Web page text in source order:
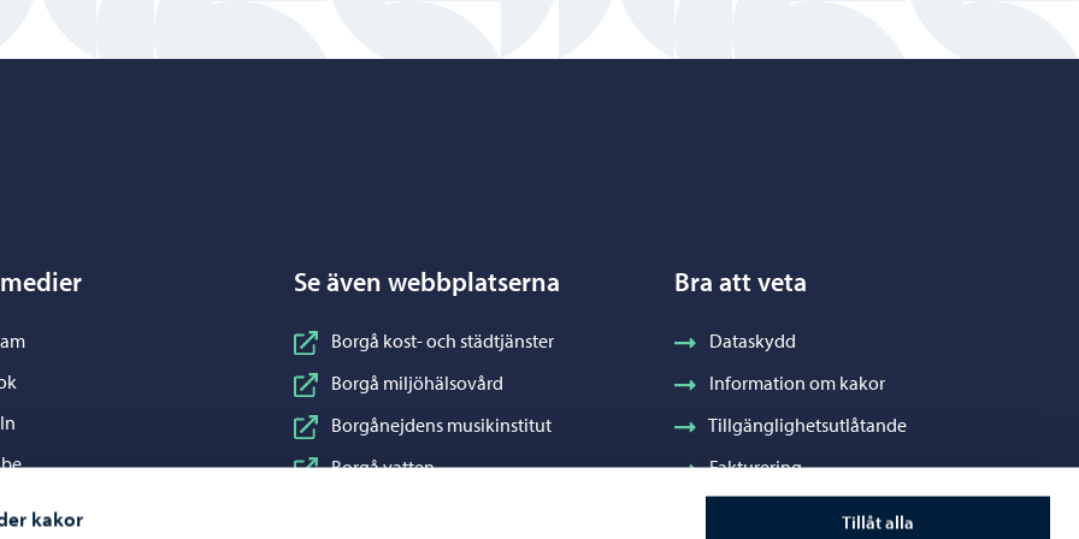
kakor Tillåt alla
Se även webbplatserna
Borgå kost- och städtjänster
Borgå miljöhälsovård
Borgånejdens musikinstitut
Borgå vatten
Bra att veta
Dataskydd
Information om kakor
Tillgänglighetsutlåtande
Fakturering
Stadens visuella profil och vapen